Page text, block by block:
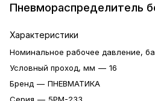
Пневмораспределитель
Характеристики
Номинальное рабочее давление,
Условный проход, мм — 16
Бренд — ПНЕВМАТИКА
Серия — 5РМ-233